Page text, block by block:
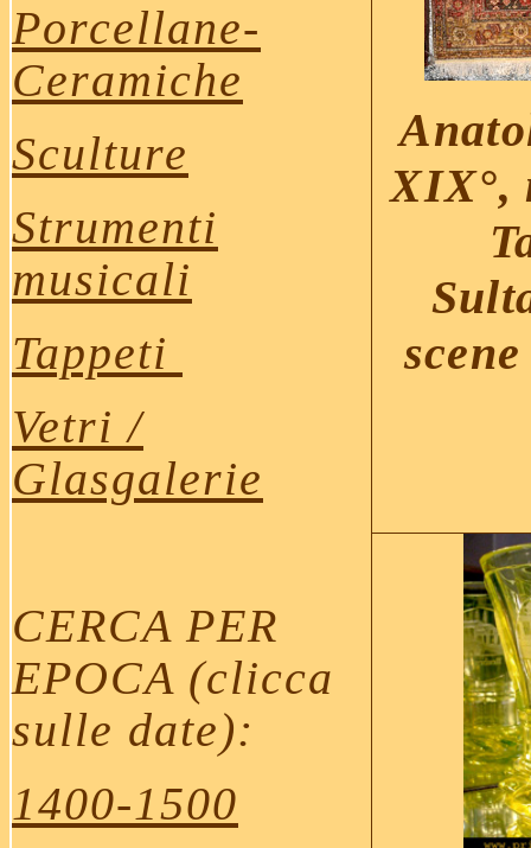
Porcellane-
Ceramiche
Sculture
Strumenti
musicali
Tappeti
Vetri /
Glasgalerie
CERCA PER
EPOCA (clicca
sulle date):
1400-1500
XIX°,